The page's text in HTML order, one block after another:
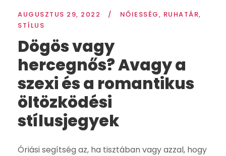
AUGUSZTUS 29, 2022 / NŐIESSÉG, RUHATÁR,
STÍLUS
Dögös vagy
hercegnős? Avagy a
szexi és a romantikus
öltözködési
stílusjegyek
Óriási segítség az, ha tisztában vagy azzal, hogy